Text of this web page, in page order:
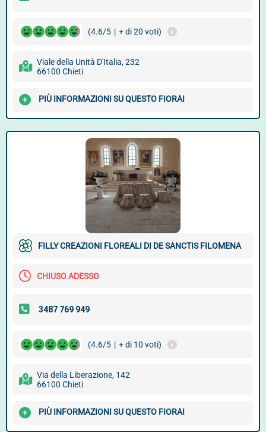
(4.6/5 | + di 20 voti)
Viale della Unità D'Italia, 232
66100 Chieti
PIÙ INFORMAZIONI SU QUESTO FIORAI
FILLY CREAZIONI FLOREALI DI DE SANCTIS FILOMENA
CHIUSO ADESSO
(4.6/5 | + di 10 voti)
Via della Liberazione, 142
66100 Chieti
PIÙ INFORMAZIONI SU QUESTO FIORAI